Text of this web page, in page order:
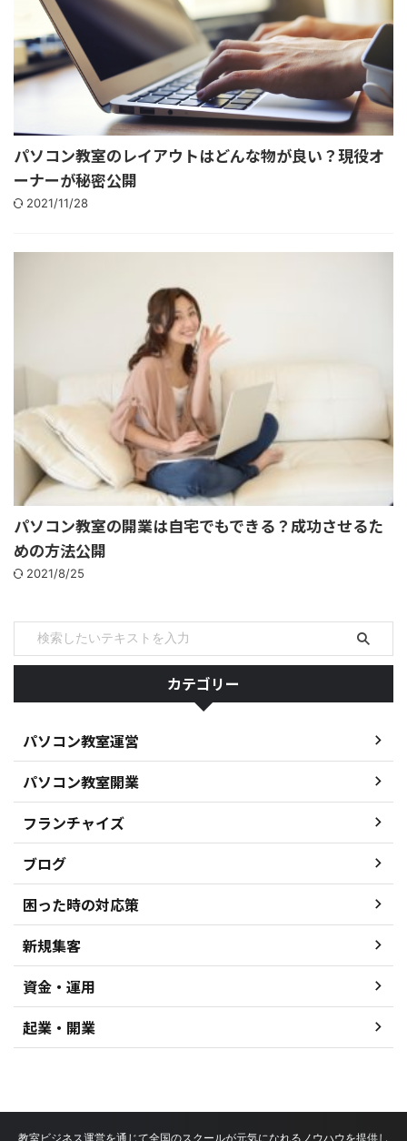
パソコン教室のレイアウトはどんな物が良い？現役オ
ーナーが秘密公開
2021/11/28
パソコン教室の開業は自宅でもできる？成功させるた
めの方法公開
2021/8/25
カテゴリー
パソコン教室運営
パソコン教室開業
フランチャイズ
ブログ
困った時の対応策
新規集客
資金・運用
起業・開業
教室ビジネス運営を通じて全国のスクールが元気になれるノウハウを提供し